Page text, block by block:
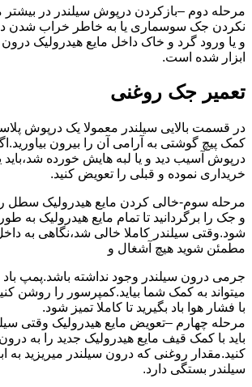
مرحله دوم –بازکردن درپوش سیلندر در بیشتر
نکردن جک سوسماری یا به خاطر خراب شدن
و یا ورود گرد و خاک داخل مایع هیدرولیک
ابزار شده است.
تعمیر جک روغنی
در قسمت بالایی سیلندر معمولا یک درپوش
کمک پیچ گوشتی به آرامی آن را بیرون
درپوش آسیب دید و یا لبه هایش خورده
خریداری نموده و قبلی را تعویض کنید.
مرحله سوم-خالی کردن مایع هیدرولیک سطل
و جک را برگردانید تا تمام مایع هیدرولیک به
شود.وقتی سیلندر کاملا خالی شد،نگاهی به داخل
مطمئن شوید هیچ آشغال و
جرمی درون سیلندر وجود نداشته باشد.پمپ
میتواند به کمک شما بیاید.کمپرسور را روشن
با فشار هوا باد بگیرید تا کاملا تمیز شود.
مرحله چهارم –تعویض مایع هیدرولیک وقتی
باید با کمک قیف مایع هیدرولیک جدید را به
کنید.مقدار روغنی که درون سیلندر میریزید به
سیلندر بستگی دارد.